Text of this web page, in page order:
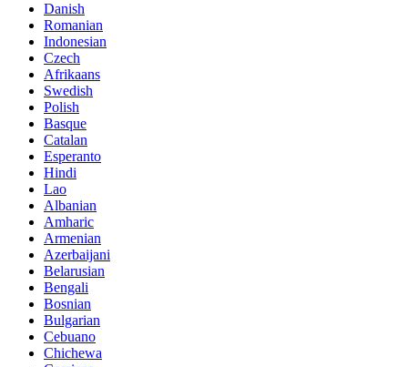
Danish
Romanian
Indonesian
Czech
Afrikaans
Swedish
Polish
Basque
Catalan
Esperanto
Hindi
Lao
Albanian
Amharic
Armenian
Azerbaijani
Belarusian
Bengali
Bosnian
Bulgarian
Cebuano
Chichewa